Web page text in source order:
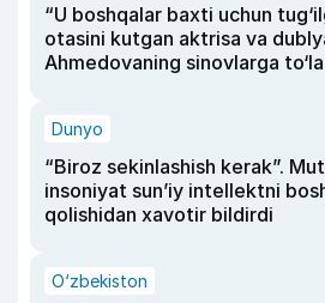
“U boshqalar baxti uchun
otasini kutgan aktrisa va
Ahmedovaning sinovlarga
Dunyo
“Biroz sekinlashish kerak”.
insoniyat sun’iy intellektni
qolishidan xavotir bildirdi
O‘zbekiston